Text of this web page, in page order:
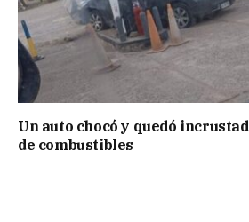
Un auto chocó y quedó
de combustibles